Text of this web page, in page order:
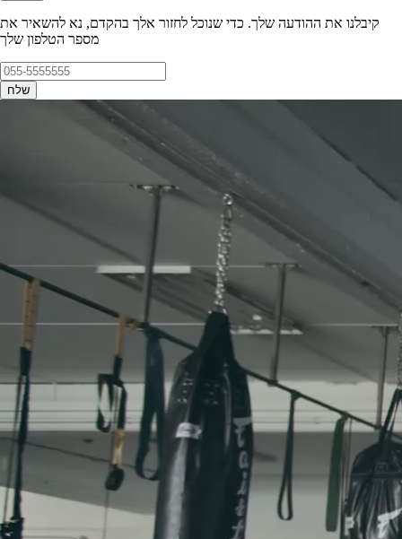
קיבלנו את ההודעה שלך. כדי שנוכל לחזור אלך בהקדם, נא להשאיר את
מספר הטלפון שלך
שלח